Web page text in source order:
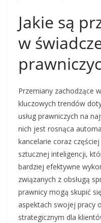
Jakie są
w
Przemiany zachodzące
kluczowych trendów
usług prawniczych na
nich jest rosnąca
kancelarie coraz
sztucznej inteligencji,
bardziej efektywne
związanych z obsługą
prawnicy mogą skupić
aspektach swojej pracy
strategicznym dla